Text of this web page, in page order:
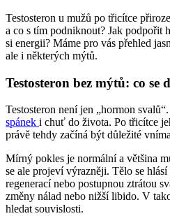
Testosteron u mužů po třicítce
a co s tím podniknout? Jak podpořit
si energii? Máme pro vás přehled
ale i některých mýtů.
Testosteron bez mýtů: co se
Testosteron není jen „hormon
spánek i chuť do života. Po třicítce
právě tehdy začíná být důležité
Mírný pokles je normální a většina
se ale projeví výrazněji. Tělo se
regenerací nebo postupnou ztrátou
změny nálad nebo nižší libido. V
hledat souvislosti.